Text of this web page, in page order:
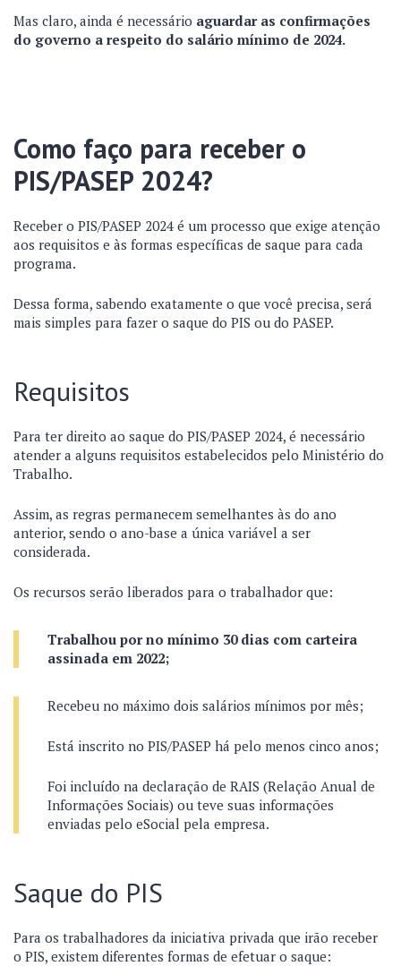
Mas claro, ainda é necessário aguardar as confirmações
do governo a respeito do salário mínimo de 2024.
Como faço para receber o
PIS/PASEP 2024?
Receber o PIS/PASEP 2024 é um processo que exige atenção
aos requisitos e às formas específicas de saque para cada
programa.
Dessa forma, sabendo exatamente o que você precisa, será
mais simples para fazer o saque do PIS ou do PASEP.
Requisitos
Para ter direito ao saque do PIS/PASEP 2024, é necessário
atender a alguns requisitos estabelecidos pelo Ministério do
Trabalho.
Assim, as regras permanecem semelhantes às do ano
anterior, sendo o ano-base a única variável a ser
considerada.
Os recursos serão liberados para o trabalhador que:
Trabalhou por no mínimo 30 dias com carteira
assinada em 2022;
Recebeu no máximo dois salários mínimos por mês;
Está inscrito no PIS/PASEP há pelo menos cinco anos;
Foi incluído na declaração de RAIS (Relação Anual de
Informações Sociais) ou teve suas informações
enviadas pelo eSocial pela empresa.
Saque do PIS
Para os trabalhadores da iniciativa privada que irão receber
o PIS, existem diferentes formas de efetuar o saque: